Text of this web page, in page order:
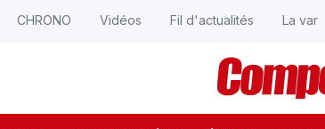
CHRONO Vidéos Fil d'actualités La var